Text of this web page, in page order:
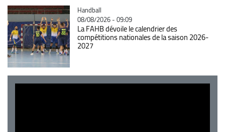
Catégorie
Handball
08/08/2026 - 09:09
La FAHB dévoile le calendrier des
compétitions nationales de la saison 2026-
2027